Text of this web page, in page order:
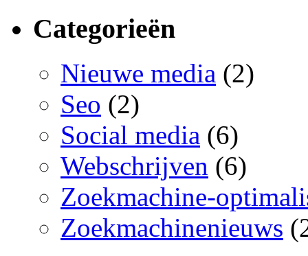
Categorieën
Nieuwe media (2)
Seo (2)
Social media (6)
Webschrijven (6)
Zoekmachine-
Zoekmachinenieuws